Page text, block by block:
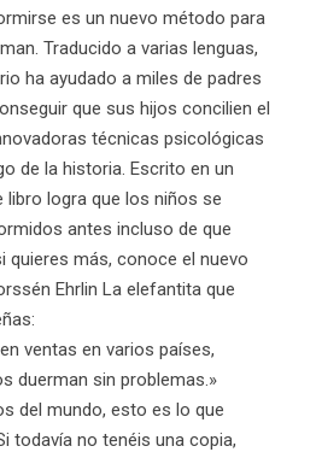
es un nuevo método para
Traducido a varias lenguas,
ha ayudado a miles de padres
que sus hijos concilien el
técnicas psicológicas
de la historia. Escrito en un
libro logra que los niños se
antes incluso de que
quieres más, conoce el nuevo
Ehrlin La elefantita que
ventas en varios países,
duerman sin problemas.»
del mundo, esto es lo que
todavía no tenéis una copia,